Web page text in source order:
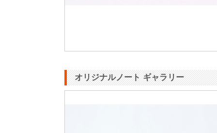
オリジナルノート ギャラリー